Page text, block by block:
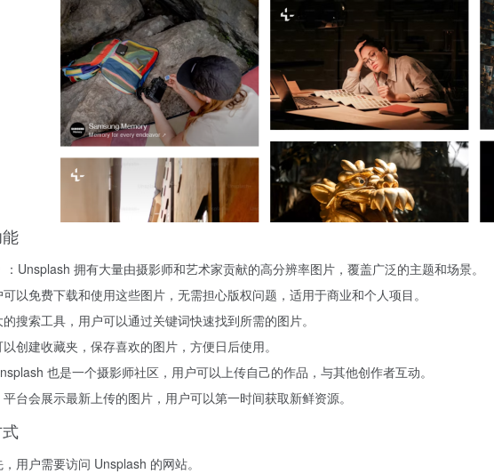
：Unsplash 拥有大量由摄影师和艺术家贡献的高分辨率图片，覆盖广泛的主题和场景。
可以免费下载和使用这些图片，无需担心版权问题，适用于商业和个人项目。
搜索工具，用户可以通过关键词快速找到所需的图片。
以创建收藏夹，保存喜欢的图片，方便日后使用。
也是一个摄影师社区，用户可以上传自己的作品，与其他创作者互动。
平台会展示最新上传的图片，用户可以第一时间获取新鲜资源。
，用户需要访问 Unsplash 的网站。